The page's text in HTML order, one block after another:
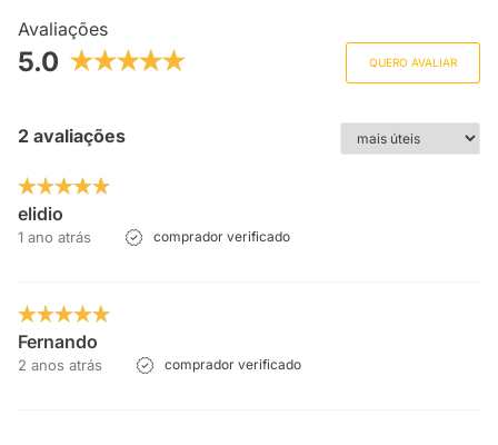
Avaliações
5.0 QUERO AVALIAR
2 avaliações
elidio
1 ano atrás comprador verificado
Fernando
2 anos atrás comprador verificado